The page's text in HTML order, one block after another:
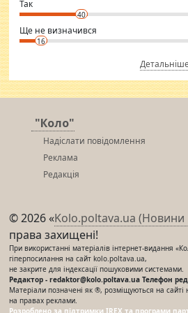
⇒ sakshimirchandani.com
Так
40
Ще не визначився
16
"Коло"
Надіслати повідомлення
Реклама
Редакція
© 2026 «Kolo.poltava.ua (Новини
права захищені!
При використанні матеріалів інтернет-видання
гіперпосилання на сайт kolo.poltava.ua,
не закрите для індексації пошуковими системами.
Редактор - redaktor@kolo.poltava.ua Телефон
Матеріали позначені як ®, розміщуються на сайті
на правах реклами.
Розроблено за підтримки IREX та програми